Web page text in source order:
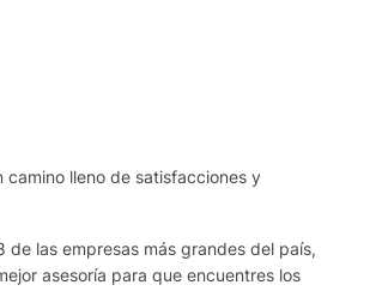
lleno de satisfacciones y
las empresas más grandes del país,
asesoría para que encuentres los